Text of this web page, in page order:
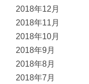
2018年12月
2018年11月
2018年10月
2018年9月
2018年8月
2018年7月